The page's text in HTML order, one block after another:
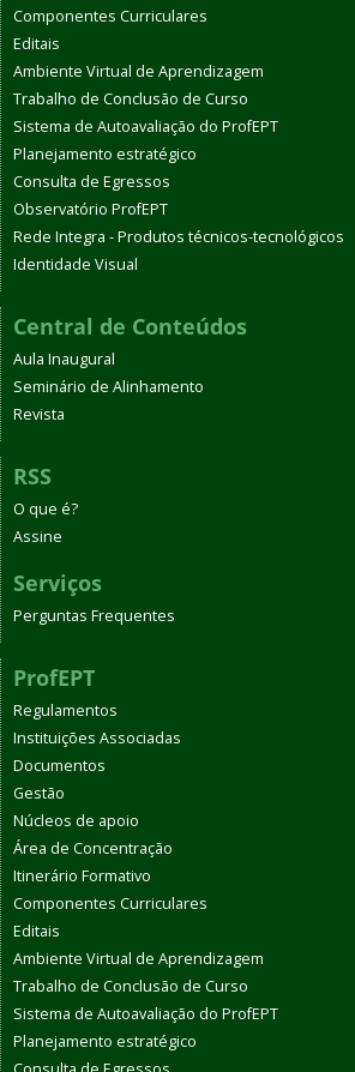
Componentes Curriculares
Editais
Ambiente Virtual de Aprendizagem
Trabalho de Conclusão de Curso
Sistema de Autoavaliação do ProfEPT
Planejamento estratégico
Consulta de Egressos
Observatório ProfEPT
Rede Integra - Produtos técnicos-tecnológicos
Identidade Visual
Central de Conteúdos
Aula Inaugural
Seminário de Alinhamento
Revista
RSS
O que é?
Assine
Serviços
Perguntas Frequentes
ProfEPT
Regulamentos
Instituições Associadas
Documentos
Gestão
Núcleos de apoio
Área de Concentração
Itinerário Formativo
Componentes Curriculares
Editais
Ambiente Virtual de Aprendizagem
Trabalho de Conclusão de Curso
Sistema de Autoavaliação do ProfEPT
Planejamento estratégico